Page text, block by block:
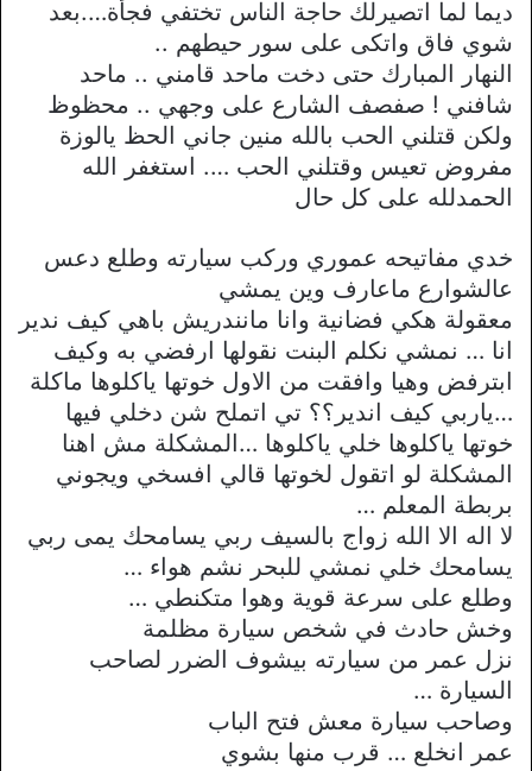
ديما لما اتصيرلك حاجة الناس تختفي فجأة….بعد
شوي فاق واتكى على سور حيطهم ..
النهار المبارك حتى دخت ماحد قامني .. ماحد
شافني ! صفصف الشارع على وجهي .. محظوظ
ولكن قتلني الحب بالله منين جاني الحظ يالوزة
مفروض تعيس وقتلني الحب …. استغفر الله
الحمدلله على كل حال
خدي مفاتيحه عموري وركب سيارته وطلع دعس
عالشوارع ماعارف وين يمشي
معقولة هكي فضانية وانا مانندريش باهي كيف ندير
انا … نمشي نكلم البنت نقولها ارفضي به وكيف
ابترفض وهيا وافقت من اﻻول خوتها ياكلوها ماكلة
…ياربي كيف اندير؟؟ تي اتملح شن دخلي فيها
خوتها ياكلوها خلي ياكلوها …المشكلة مش اهنا
المشكلة لو اتقول لخوتها قالي افسخي ويجوني
بربطة المعلم …
ﻻ اله اﻻ الله زواج بالسيف ربي يسامحك يمى ربي
يسامحك خلي نمشي للبحر نشم هواء …
وطلع على سرعة قوية وهوا متكنطي …
وخش حادث في شخص سيارة مظلمة
نزل عمر من سيارته بيشوف الضرر لصاحب
السيارة …
وصاحب سيارة معش فتح الباب
عمر انخلع … قرب منها بشوي